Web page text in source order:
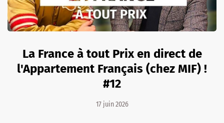
La France à tout Prix en direct de
l'Appartement Français (chez MIF) !
#12
17 juin 2026